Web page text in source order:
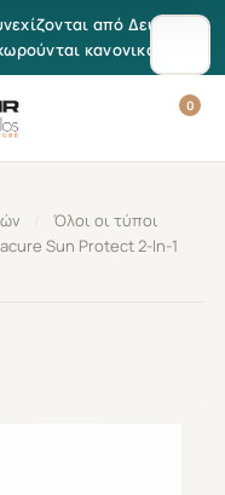
από Δευτέρα
κανονικά.
0
Όλοι οι τύποι
Sun Protect 2-In-1